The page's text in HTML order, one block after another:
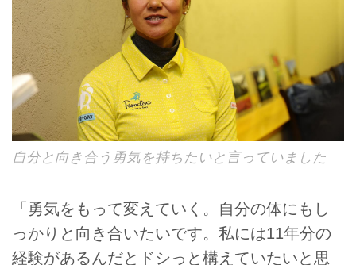
自分と向き合う勇気を持ちたいと言っていました
「勇気をもって変えていく。自分の体にもし
っかりと向き合いたいです。私には11年分の
経験があるんだとドシっと構えていたいと思